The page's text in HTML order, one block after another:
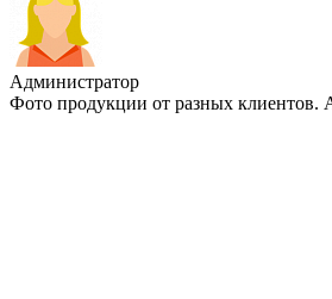
Администратор
Фото продукции от разных клиентов.